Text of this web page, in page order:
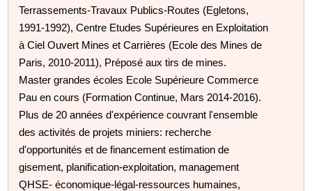
Terrassements-Travaux Publics-Routes (Egletons,
1991-1992), Centre Etudes Supérieures en Exploitation
à Ciel Ouvert Mines et Carrières (Ecole des Mines de
Paris, 2010-2011), Préposé aux tirs de mines.
Master grandes écoles Ecole Supérieure Commerce
Pau en cours (Formation Continue, Mars 2014-2016).
Plus de 20 années d'expérience couvrant l'ensemble
des activités de projets miniers: recherche
d'opportunités et de financement estimation de
gisement, planification-exploitation, management
QHSE- économique-légal-ressources humaines,